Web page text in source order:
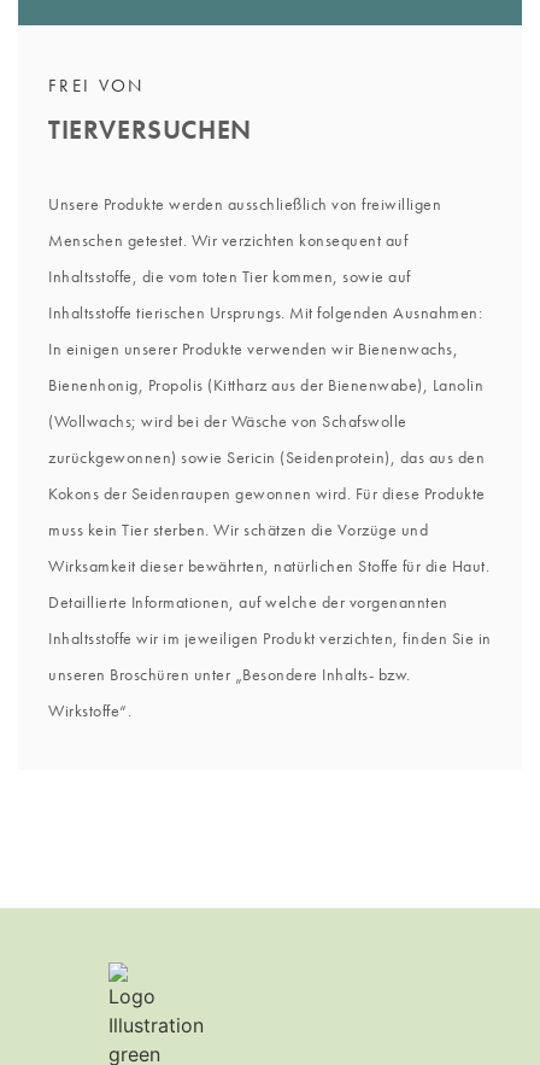
FREI VON
TIERVERSUCHEN
Unsere Produkte werden ausschließlich von freiwilligen
Menschen getestet. Wir verzichten konsequent auf
Inhaltsstoffe, die vom toten Tier kommen, sowie auf
Inhaltsstoffe tierischen Ursprungs. Mit folgenden Ausnahmen:
In einigen unserer Produkte verwenden wir Bienenwachs,
Bienenhonig, Propolis (Kittharz aus der Bienenwabe), Lanolin
(Wollwachs; wird bei der Wäsche von Schafswolle
zurückgewonnen) sowie Sericin (Seidenprotein), das aus den
Kokons der Seidenraupen gewonnen wird. Für diese Produkte
muss kein Tier sterben. Wir schätzen die Vorzüge und
Wirksamkeit dieser bewährten, natürlichen Stoffe für die Haut.
Detaillierte Informationen, auf welche der vorgenannten
Inhaltsstoffe wir im jeweiligen Produkt verzichten, finden Sie in
unseren Broschüren unter „Besondere Inhalts- bzw.
Wirkstoffe“.